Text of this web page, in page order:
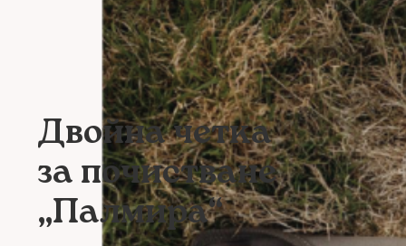
Двойна четка
за почистване
„Палмира“